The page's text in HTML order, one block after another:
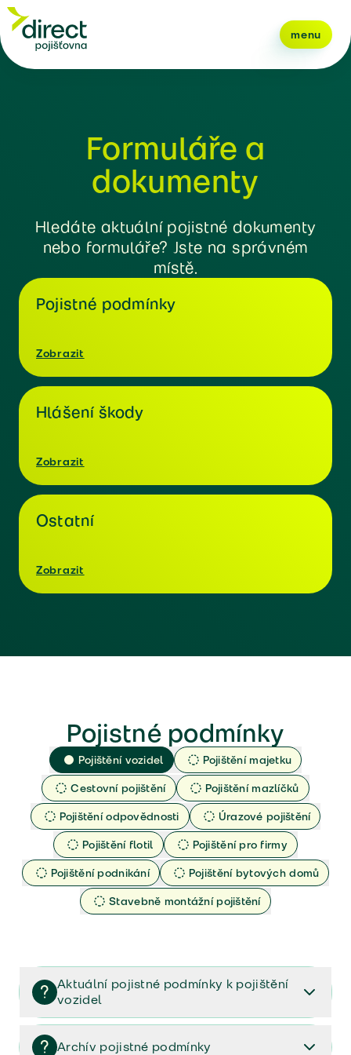
menu
Formuláře a
dokumenty
Hledáte aktuální pojistné dokumenty
nebo formuláře? Jste na správném
místě.
Pojistné podmínky
Zobrazit
Hlášení škody
Zobrazit
Ostatní
Zobrazit
Pojistné podmínky
Pojištění vozidel
Pojištění majetku
Cestovní pojištění
Pojištění mazlíčků
Pojištění odpovědnosti
Úrazové pojištění
Pojištění flotil
Pojištění pro firmy
Pojištění podnikání
Pojištění bytových domů
Stavebně montážní pojištění
Aktuální pojistné podmínky k pojištění
vozidel
Pojištění vozidel/Pojistné podmínky a vše důležité ke
smlouvě (PDF)
Archív pojistné podmínky